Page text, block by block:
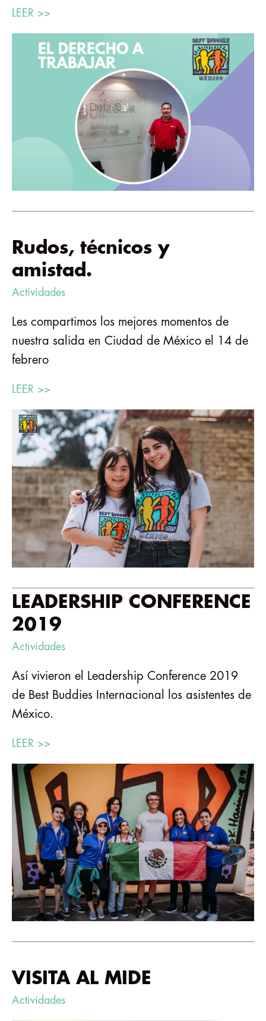
LEER >>
Rudos, técnicos y
amistad.
Actividades
Les compartimos los mejores momentos de
nuestra salida en Ciudad de México el 14 de
febrero
LEER >>
LEADERSHIP CONFERENCE
2019
Actividades
Así vivieron el Leadership Conference 2019
de Best Buddies Internacional los asistentes de
México.
LEER >>
VISITA AL MIDE
Actividades